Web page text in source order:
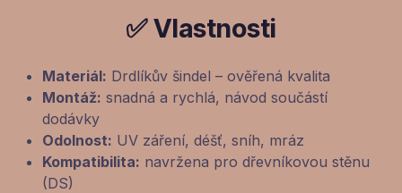
✅ Vlastnosti
Materiál: Drdlíkův šindel – ověřená kvalita
Montáž: snadná a rychlá, návod součástí
dodávky
Odolnost: UV záření, déšť, sníh, mráz
Kompatibilita: navržena pro dřevníkovou stěnu
(DS)